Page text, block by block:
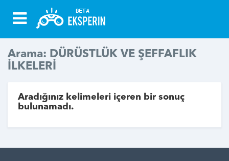
Arama: DÜRÜSTLÜK VE ŞEFFAFLIK
İLKELERİ
Aradığınız kelimeleri içeren bir sonuç
bulunamadı.